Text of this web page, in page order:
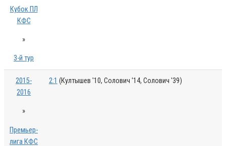
Кубок ПЛ
КФС
»
3-й тур
2015-
2016
»
Премьер-
лига КФС
2:1 (Култышев '10, Солович '14, Солович '39)